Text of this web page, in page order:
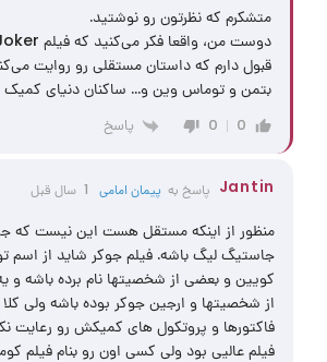
متشکرم که نظرتون رو نوشتید.
قبول دارم که داستان مستقلی رو روایت
بتمن و توماس وین و… ساکنان دنیای کمیک
0
0 پاسخ
Jantin پاسخ به پیمان امامی 1 سال قبل
منظور از اینکه مستقل هست این نیست که
جاستیگ لیگ باشه. فیلم جوکر شاید از اسم
کویین و بعضی از شخصیتها نام برده باشه و
از شخصیتها و ارجین جوکر بوده باشه ولی
فاکتورها و پروتکول های کمیکش رو رعایت
فیلم عالیی بود ولی کسی اون رو بنام فیلم